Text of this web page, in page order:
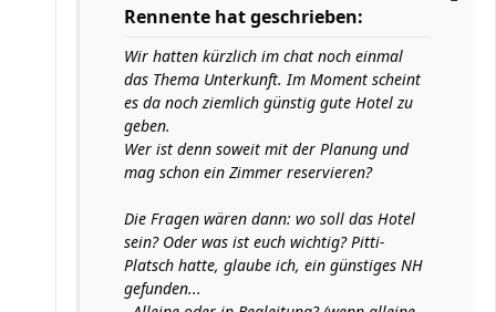
Rennente hat geschrieben:
Wir hatten kürzlich im chat noch einmal
das Thema Unterkunft. Im Moment scheint
es da noch ziemlich günstig gute Hotel zu
geben.
Wer ist denn soweit mit der Planung und
mag schon ein Zimmer reservieren?
Die Fragen wären dann: wo soll das Hotel
sein? Oder was ist euch wichtig? Pitti-
Platsch hatte, glaube ich, ein günstiges NH
gefunden...